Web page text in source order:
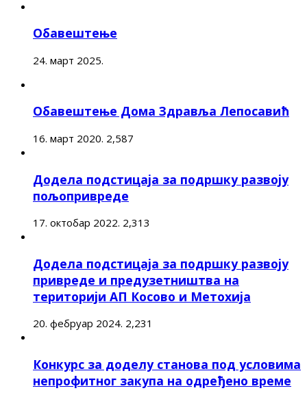
Обавештење
24. март 2025.
Обавештење Дома Здравља Лепосавић
16. март 2020. 2,587
Додела подстицаја за подршку развоју
пољопривреде
17. октобар 2022. 2,313
Додела подстицаја за подршку развоју
привреде и предузетништва на
територији АП Косово и Метохија
20. фебруар 2024. 2,231
Конкурс за доделу станова под условима
непрофитног закупа на одређено време